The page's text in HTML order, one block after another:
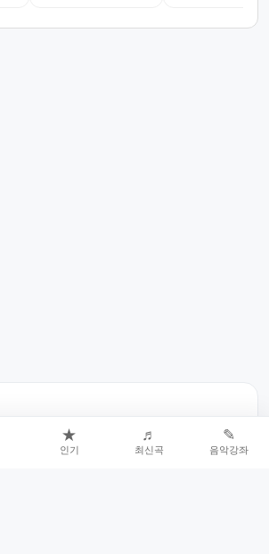
드, 악보를 한곳에서 찾을 수 있는 음악 정보
★
인기
♬
최신곡
✎
음악강좌